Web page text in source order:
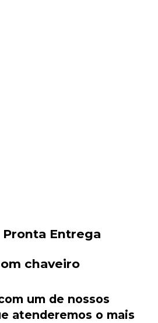
Pronta Entrega
chaveiro
um de nossos
atenderemos o mais